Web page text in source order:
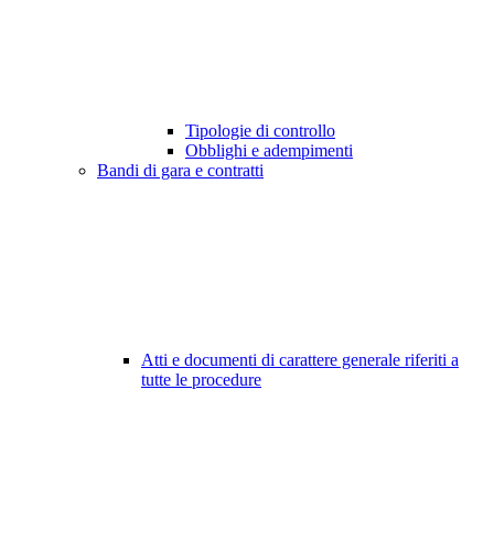
Tipologie di controllo
Obblighi e adempimenti
Bandi di gara e contratti
Atti e documenti di carattere generale riferiti a
tutte le procedure